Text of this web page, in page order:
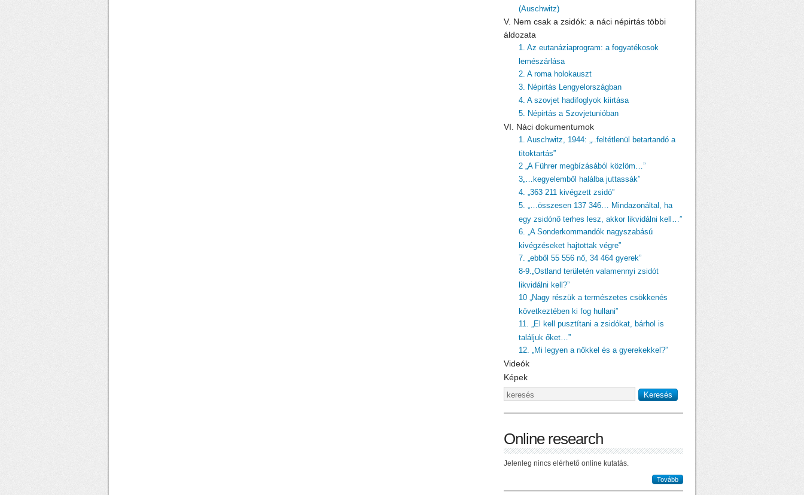
(Auschwitz)
V. Nem csak a zsidók: a náci népirtás többi
áldozata
1. Az eutanáziaprogram: a fogyatékosok
lemészárlása
2. A roma holokauszt
3. Népirtás Lengyelországban
4. A szovjet hadifoglyok kiirtása
5. Népirtás a Szovjetunióban
VI. Náci dokumentumok
1. Auschwitz, 1944: „..feltétlenül betartandó a
titoktartás”
2 „A Führer megbízásából közlöm…”
3„…kegyelemből halálba juttassák”
4. „363 211 kivégzett zsidó”
5. „…összesen 137 346… Mindazonáltal, ha
egy zsidónő terhes lesz, akkor likvidálni kell…”
6. „A Sonderkommandók nagyszabású
kivégzéseket hajtottak végre”
7. „ebből 55 556 nő, 34 464 gyerek”
8-9.„Ostland területén valamennyi zsidót
likvidálni kell?”
10 „Nagy részük a természetes csökkenés
következtében ki fog hullani”
11. „El kell pusztítani a zsidókat, bárhol is
találjuk őket…”
12. „Mi legyen a nőkkel és a gyerekekkel?”
Videók
Képek
Online research
Jelenleg nincs elérhető online kutatás.
Tovább